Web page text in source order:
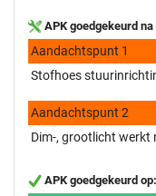
APK goedgekeurd
Aandachtspunt 1
Stofhoes
Aandachtspunt 2
Dim-, grootlicht werkt
APK goedgekeurd